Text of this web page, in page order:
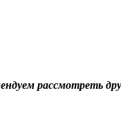
рассмотреть